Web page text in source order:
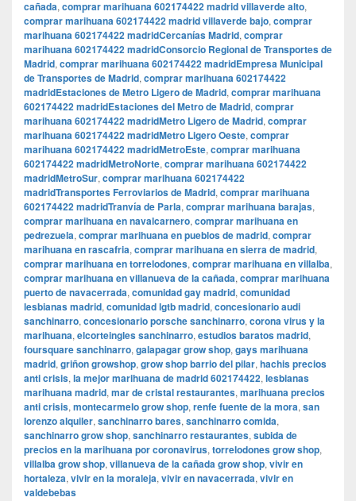
cañada, comprar marihuana 602174422 madrid villaverde alto,
comprar marihuana 602174422 madrid villaverde bajo, comprar
marihuana 602174422 madridCercanías Madrid, comprar
marihuana 602174422 madridConsorcio Regional de Transportes de
Madrid, comprar marihuana 602174422 madridEmpresa Municipal
de Transportes de Madrid, comprar marihuana 602174422
madridEstaciones de Metro Ligero de Madrid, comprar marihuana
602174422 madridEstaciones del Metro de Madrid, comprar
marihuana 602174422 madridMetro Ligero de Madrid, comprar
marihuana 602174422 madridMetro Ligero Oeste, comprar
marihuana 602174422 madridMetroEste, comprar marihuana
602174422 madridMetroNorte, comprar marihuana 602174422
madridMetroSur, comprar marihuana 602174422
madridTransportes Ferroviarios de Madrid, comprar marihuana
602174422 madridTranvía de Parla, comprar marihuana barajas,
comprar marihuana en navalcarnero, comprar marihuana en
pedrezuela, comprar marihuana en pueblos de madrid, comprar
marihuana en rascafria, comprar marihuana en sierra de madrid,
comprar marihuana en torrelodones, comprar marihuana en villalba,
comprar marihuana en villanueva de la cañada, comprar marihuana
puerto de navacerrada, comunidad gay madrid, comunidad
lesbianas madrid, comunidad lgtb madrid, concesionario audi
sanchinarro, concesionario porsche sanchinarro, corona virus y la
marihuana, elcorteingles sanchinarro, estudios baratos madrid,
foursquare sanchinarro, galapagar grow shop, gays marihuana
madrid, griñon growshop, grow shop barrio del pilar, hachis precios
anti crisis, la mejor marihuana de madrid 602174422, lesbianas
marihuana madrid, mar de cristal restaurantes, marihuana precios
anti crisis, montecarmelo grow shop, renfe fuente de la mora, san
lorenzo alquiler, sanchinarro bares, sanchinarro comida,
sanchinarro grow shop, sanchinarro restaurantes, subida de
precios en la marihuana por coronavirus, torrelodones grow shop,
villalba grow shop, villanueva de la cañada grow shop, vivir en
hortaleza, vivir en la moraleja, vivir en navacerrada, vivir en
valdebebas